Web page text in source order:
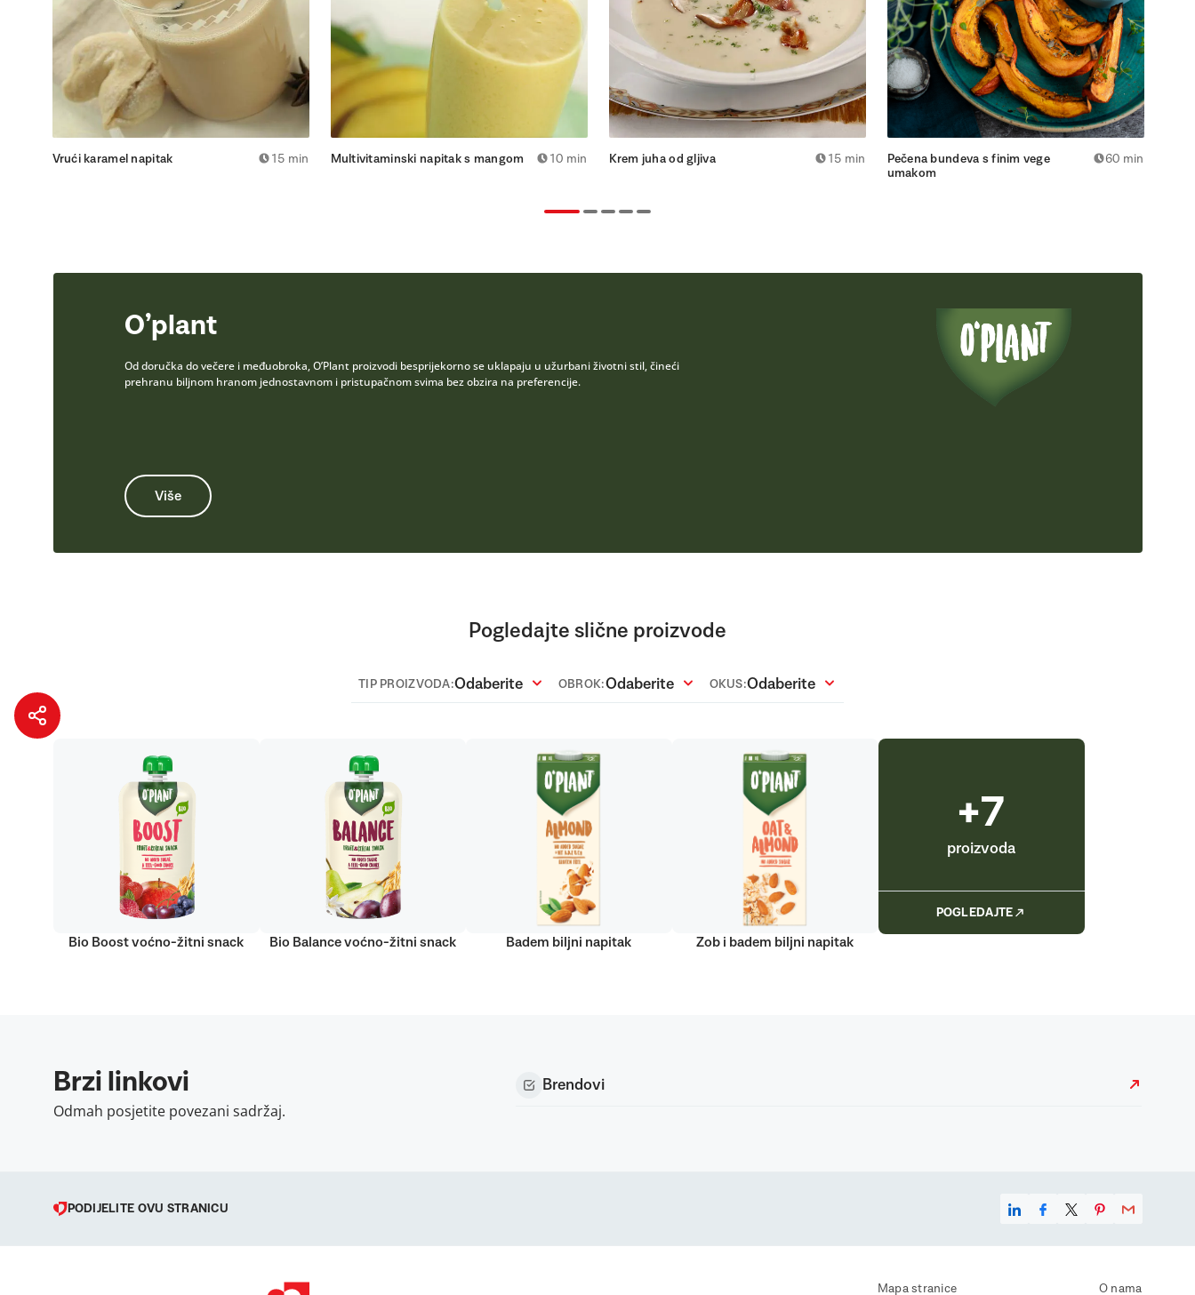
Vrući karamel napitak 15 min Multivitaminski napitak s mangom 10 min Krem juha od gljiva 15 min
Pečena bundeva s finim vege
umakom
60 min
O’plant
Od doručka do večere i međuobroka, O’Plant proizvodi besprijekorno se uklapaju u užurbani životni stil, čineći
prehranu biljnom hranom jednostavnom i pristupačnom svima bez obzira na preferencije.
Više
Pogledajte slične proizvode
TIP PROIZVODA:Odaberite OBROK:Odaberite OKUS:Odaberite
Bio Boost voćno-žitni snack Bio Balance voćno-žitni snack Badem biljni napitak Zob i badem biljni napitak
+7
proizvoda
POGLEDAJTE
Brzi linkovi
Odmah posjetite povezani sadržaj.
Brendovi
PODIJELITE OVU STRANICU
Mapa stranice O nama